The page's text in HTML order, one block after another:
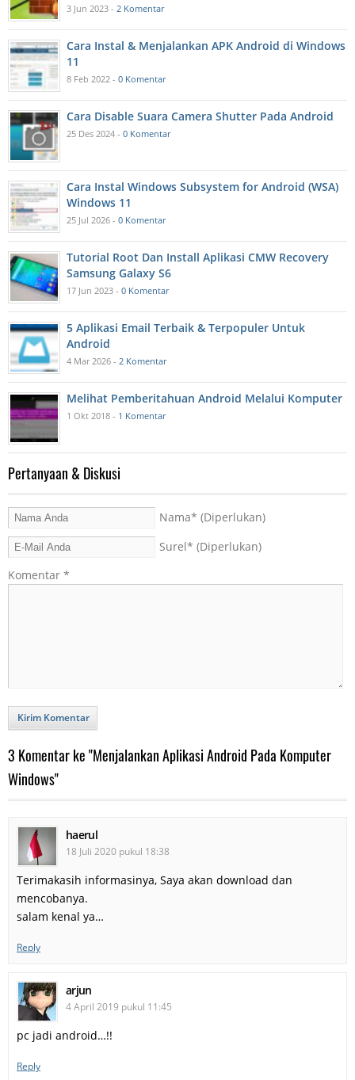
3 Jun 2023 - 2 Komentar
Cara Instal & Menjalankan APK Android di Windows
11
8 Feb 2022 - 0 Komentar
Cara Disable Suara Camera Shutter Pada Android
25 Des 2024 - 0 Komentar
Cara Instal Windows Subsystem for Android (WSA)
Windows 11
25 Jul 2026 - 0 Komentar
Tutorial Root Dan Install Aplikasi CMW Recovery
Samsung Galaxy S6
17 Jun 2023 - 0 Komentar
5 Aplikasi Email Terbaik & Terpopuler Untuk
Android
4 Mar 2026 - 2 Komentar
Melihat Pemberitahuan Android Melalui Komputer
1 Okt 2018 - 1 Komentar
Pertanyaan & Diskusi
Nama* (Diperlukan)
Surel* (Diperlukan)
Komentar *
Kirim Komentar
3 Komentar ke "Menjalankan Aplikasi Android Pada Komputer
Windows"
haerul
18 Juli 2020 pukul 18:38
Terimakasih informasinya, Saya akan download dan
mencobanya.
salam kenal ya…
Reply
arjun
4 April 2019 pukul 11:45
pc jadi android…!!
Reply